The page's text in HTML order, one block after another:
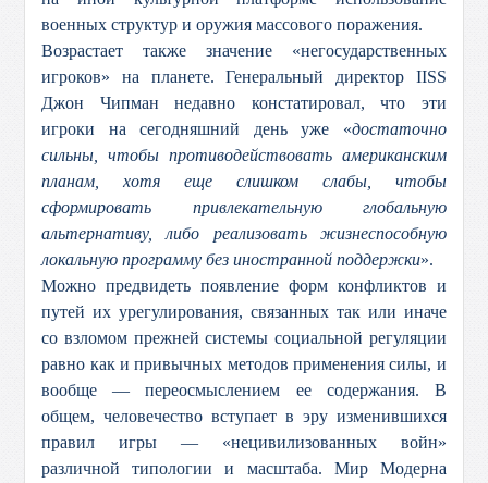
военных структур и оружия массового поражения.
Возрастает также значение «негосударственных
игроков» на планете. Генеральный директор IISS
Джон Чипман недавно констатировал, что эти
игроки на сегодняшний день уже «достаточно
сильны, чтобы противодействовать американским
планам, хотя еще слишком слабы, чтобы
сформировать привлекательную глобальную
альтернативу, либо реализовать жизнеспособную
локальную программу без иностранной поддержки».
Можно предвидеть появление форм конфликтов и
путей их урегулирования, связанных так или иначе
со взломом прежней системы социальной регуляции
равно как и привычных методов применения силы, и
вообще — переосмыслением ее содержания. В
общем, человечество вступает в эру изменившихся
правил игры — «нецивилизованных войн»
различной типологии и масштаба. Мир Модерна